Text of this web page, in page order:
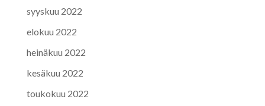
syyskuu 2022
elokuu 2022
heinäkuu 2022
kesäkuu 2022
toukokuu 2022